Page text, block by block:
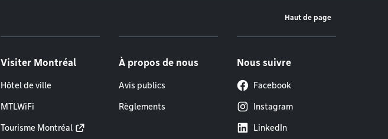
Haut de page
Visiter Montréal
Hôtel de ville
MTLWiFi
Tourisme Montréal
À propos de nous
Avis publics
Règlements
Nous suivre
Facebook
Instagram
LinkedIn